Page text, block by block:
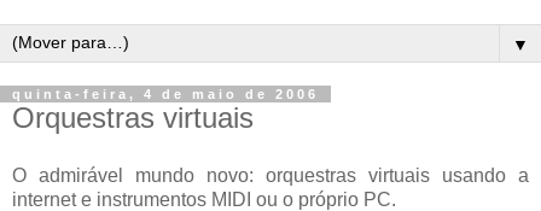
▼
quinta-feira, 4 de maio de 2006
Orquestras virtuais
O admirável mundo novo: orquestras virtuais usando a
internet e instrumentos MIDI ou o próprio PC.